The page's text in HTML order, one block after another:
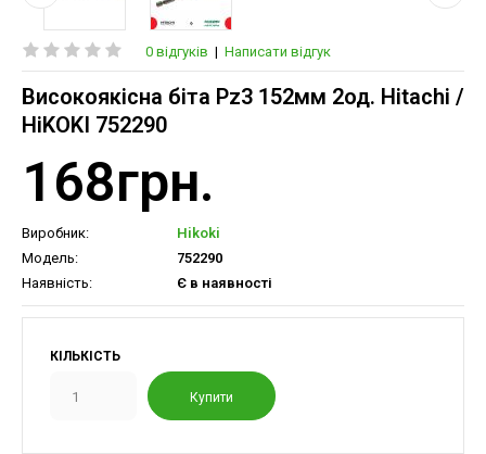
0 відгуків | Написати відгук
Високоякісна біта Pz3 152мм 2од. Hitachi /
HiKOKI 752290
168грн.
Виробник:
Hikoki
Модель:
752290
Наявність:
Є в наявності
КІЛЬКІСТЬ